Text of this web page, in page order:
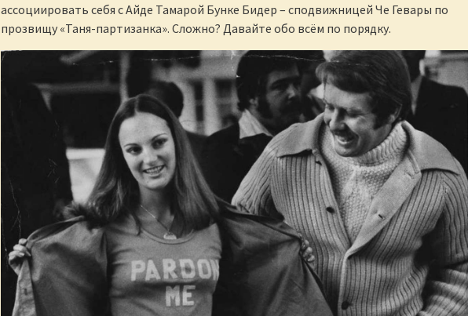
ассоциировать себя с Айде Тамарой Бунке Бидер – сподвижницей Че Гевары по
прозвищу «Таня-партизанка». Сложно? Давайте обо всём по порядку.